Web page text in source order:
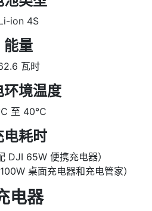
ion 4S
能量
瓦时
环境温度
至 40℃
电耗时
DJI 65W 便携充电器）
桌面充电器和充电管家）
电器